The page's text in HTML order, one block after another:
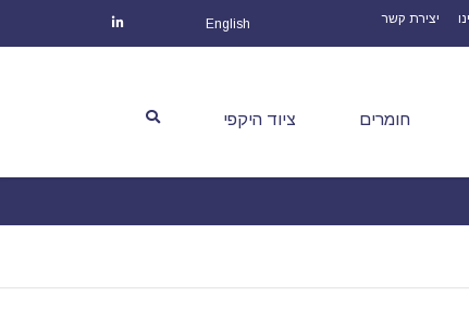
יצירת קשר English
חומרים ציוד היקפי